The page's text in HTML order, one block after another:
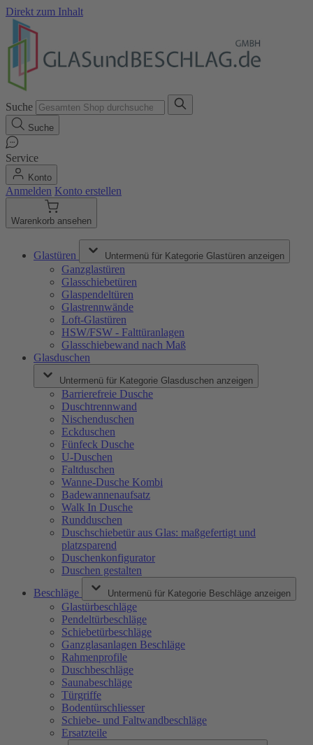
Direkt zum Inhalt
Suche
Suche
Service
Konto
Anmelden Konto erstellen
Warenkorb ansehen
Glastüren Untermenü für Kategorie Glastüren anzeigen
Ganzglastüren
Glasschiebetüren
Glaspendeltüren
Glastrennwände
Loft-Glastüren
HSW/FSW - Falttüranlagen
Glasschiebewand nach Maß
Glasduschen
Untermenü für Kategorie Glasduschen anzeigen
Barrierefreie Dusche
Duschtrennwand
Nischenduschen
Eckduschen
Fünfeck Dusche
U-Duschen
Faltduschen
Wanne-Dusche Kombi
Badewannenaufsatz
Walk In Dusche
Rundduschen
Duschschiebetür aus Glas: maßgefertigt und
platzsparend
Duschenkonfigurator
Duschen gestalten
Beschläge
Untermenü für Kategorie Beschläge anzeigen
Glastürbeschläge
Pendeltürbeschläge
Schiebetürbeschläge
Ganzglasanlagen Beschläge
Rahmenprofile
Duschbeschläge
Saunabeschläge
Türgriffe
Bodentürschliesser
Schiebe- und Faltwandbeschläge
Ersatzteile